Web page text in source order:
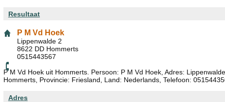
Resultaat
P M Vd Hoek
Lippenwalde 2
8622 DD Hommerts
0515443567
P M Vd Hoek uit Hommerts. Persoon: P M Vd Hoek, Adres:
Hommerts, Provincie: Friesland, Land: Nederlands, Telefoon:
Adres